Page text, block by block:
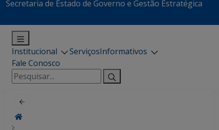
Secretaria de Estado de Governo e Gestão Estratégica
Institucional ServiçosInformativos
Fale Conosco
Pesquisar
por: